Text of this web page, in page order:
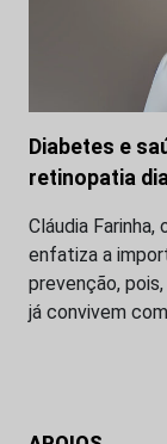
Diabetes e
retinopatia
Cláudia
enfatiza a
prevenção,
já convivem